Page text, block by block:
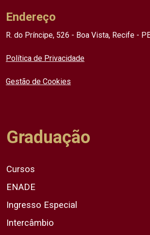
Endereço
R. do Príncipe, 526 - Boa Vista, Recife -
Política de Privacidade
Gestão de Cookies
Graduação
Cursos
ENADE
Ingresso Especial
Intercâmbio